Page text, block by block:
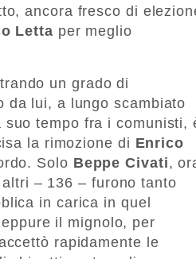
ancora fresco di
Letta per meglio
un grado di
da lui, a lungo scambiato
tempo fra i comunisti,
la rimozione di Enrico
Solo Beppe Civati,
– 136 – furono tanto
in carica in quel
il mignolo, per
rapidamente le